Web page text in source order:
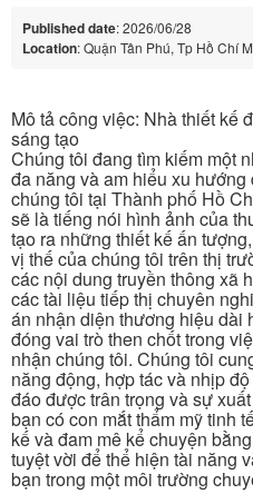
Published date: 2026/06/28
Location: Quận Tân Phú, Tp Hồ Chí
Mô tả công việc: Nhà thiết kế
sáng tạo
Chúng tôi đang tìm kiếm một
đa năng và am hiểu xu
chúng tôi tại Thành phố Hồ
sẽ là tiếng nói hình ảnh của
tạo ra những thiết kế ấn
vị thế của chúng tôi trên thị
các nội dung truyền thông xã
các tài liệu tiếp thị chuyên
án nhận diện thương hiệu dài
đóng vai trò then chốt trong
nhận chúng tôi. Chúng tôi
năng động, hợp tác và nhịp
đáo được trân trọng và sự
bạn có con mắt thẩm mỹ tinh
kế và đam mê kể chuyện
tuyệt vời để thể hiện tài năng
bạn trong một môi trường